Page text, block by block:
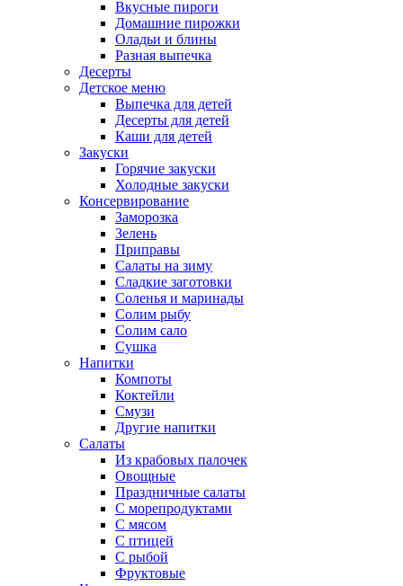
Вкусные пироги
Домашние пирожки
Оладьи и блины
Разная выпечка
Десерты
Детское меню
Выпечка для детей
Десерты для детей
Каши для детей
Закуски
Горячие закуски
Холодные закуски
Консервирование
Заморозка
Зелень
Приправы
Салаты на зиму
Сладкие заготовки
Соленья и маринады
Солим рыбу
Солим сало
Сушка
Напитки
Компоты
Коктейли
Смузи
Другие напитки
Салаты
Из крабовых палочек
Овощные
Праздничные салаты
С морепродуктами
С мясом
С птицей
С рыбой
Фруктовые